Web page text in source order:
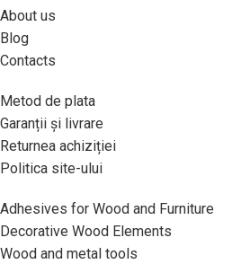
About us
Blog
Contacts
Metod de plata
Garanții și livrare
Returnea achiziției
Politica site-ului
Adhesives for Wood and Furniture
Decorative Wood Elements
Wood and metal tools